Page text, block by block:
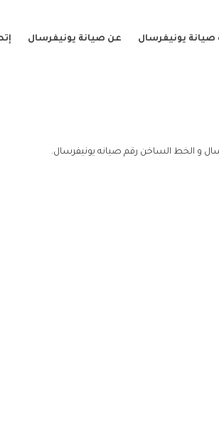
صيانة يونيفرسال عن صيانة يونيفرسال
و الخط الساخن رقم صيانه يونيفرسال.